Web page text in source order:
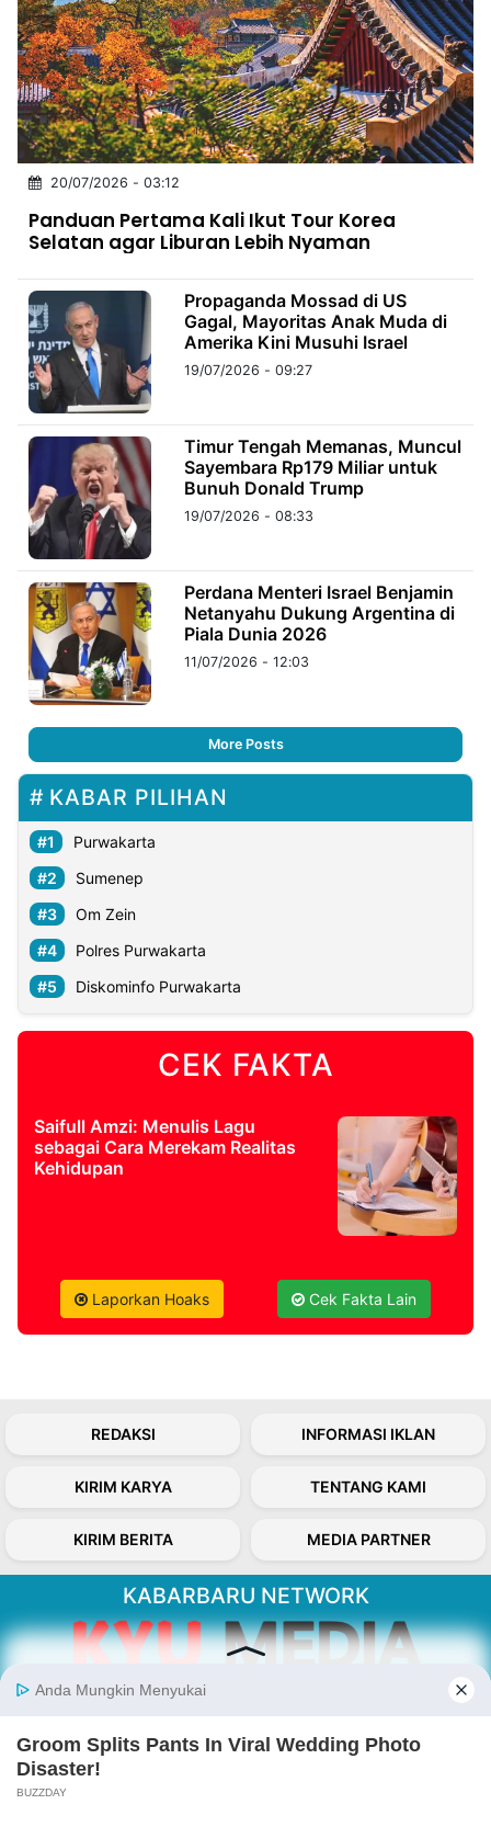
20/07/2026 - 03:12
Panduan Pertama Kali Ikut Tour Korea
Selatan agar Liburan Lebih Nyaman
Propaganda Mossad di US
Gagal, Mayoritas Anak Muda di
Amerika Kini Musuhi Israel
19/07/2026 - 09:27
Timur Tengah Memanas, Muncul
Sayembara Rp179 Miliar untuk
Bunuh Donald Trump
19/07/2026 - 08:33
Perdana Menteri Israel Benjamin
Netanyahu Dukung Argentina di
Piala Dunia 2026
11/07/2026 - 12:03
More Posts
KABAR PILIHAN
Purwakarta
Sumenep
Om Zein
Polres Purwakarta
Diskominfo Purwakarta
CEK FAKTA
Saifull Amzi: Menulis Lagu
sebagai Cara Merekam Realitas
Kehidupan
Laporkan Hoaks Cek Fakta Lain
REDAKSI INFORMASI IKLAN
KIRIM KARYA TENTANG KAMI
KIRIM BERITA MEDIA PARTNER
KABARBARU NETWORK